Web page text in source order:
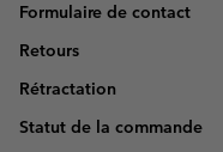
Formulaire de contact
Retours
Rétractation
Statut de la commande